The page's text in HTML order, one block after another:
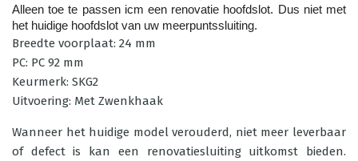
Alleen toe te passen icm een renovatie hoofdslot. Dus niet met
het huidige hoofdslot van uw meerpuntssluiting.
Breedte voorplaat: 24 mm
PC: PC 92 mm
Keurmerk: SKG2
Uitvoering: Met Zwenkhaak
Wanneer het huidige model verouderd, niet meer leverbaar
of defect is kan een renovatiesluiting uitkomst bieden.